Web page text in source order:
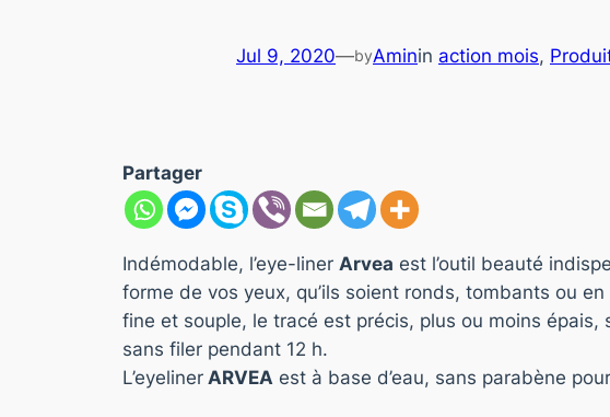
Jul 9, 2020—byAminin action mois,
Partager
Indémodable, l’eye-liner Arvea est l’outil beauté
forme de vos yeux, qu’ils soient ronds, tombants ou
fine et souple, le tracé est précis, plus ou moins
sans filer pendant 12 h.
L’eyeliner ARVEA est à base d’eau, sans parabène